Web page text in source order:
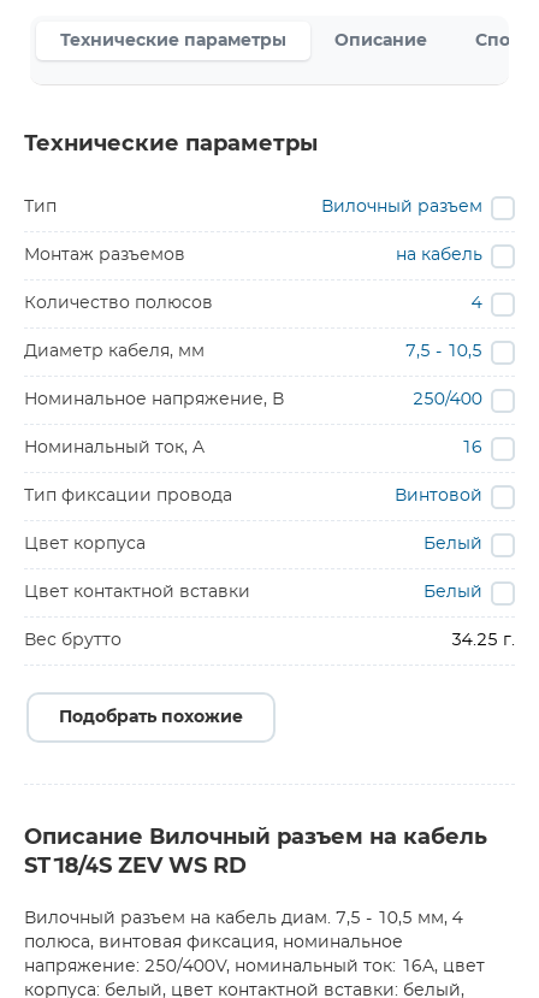
Технические параметры Описание
Технические параметры
Тип Вилочный разъем
Монтаж разъемов на кабель
Количество полюсов 4
Диаметр кабеля, мм 7,5 - 10,5
Номинальное напряжение, В 250/400
Номинальный ток, A 16
Тип фиксации провода Винтовой
Цвет корпуса Белый
Цвет контактной вставки Белый
Вес брутто 34.25 г.
Подобрать похожие
Описание Вилочный разъем на кабель
ST18/4S ZEV WS RD
Вилочный разъем на кабель диам. 7,5 - 10,5 мм, 4
полюса, винтовая фиксация, номинальное
напряжение: 250/400V, номинальный ток: 16A, цвет
корпуса: белый, цвет контактной вставки: белый,